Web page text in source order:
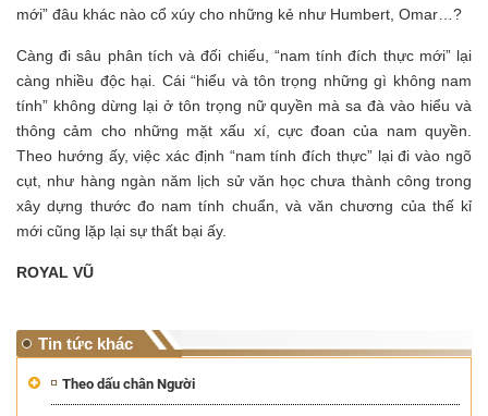
mới” đâu khác nào cổ xúy cho những kẻ như Humbert, Omar…?
Càng đi sâu phân tích và đối chiếu, “nam tính đích thực mới” lại
càng nhiều độc hại. Cái “hiểu và tôn trọng những gì không nam
tính” không dừng lại ở tôn trọng nữ quyền mà sa đà vào hiểu và
thông cảm cho những mặt xấu xí, cực đoan của nam quyền.
Theo hướng ấy, việc xác định “nam tính đích thực” lại đi vào ngõ
cụt, như hàng ngàn năm lịch sử văn học chưa thành công trong
xây dựng thước đo nam tính chuẩn, và văn chương của thế kỉ
mới cũng lặp lại sự thất bại ấy.
ROYAL VŨ
Tin tức khác
Theo dấu chân Người